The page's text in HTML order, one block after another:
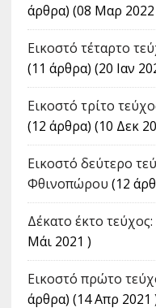
άρθρα) (08 Μαρ 2022
Εικοστό τέταρτο
(11 άρθρα) (20 Ιαν
Εικοστό τρίτο
(12 άρθρα) (10 Δεκ
Εικοστό δεύτερο
Φθινοπώρου (12
Δέκατο έκτο
Μάι 2021 )
Εικοστό πρώτο
άρθρα) (14 Απρ 2021